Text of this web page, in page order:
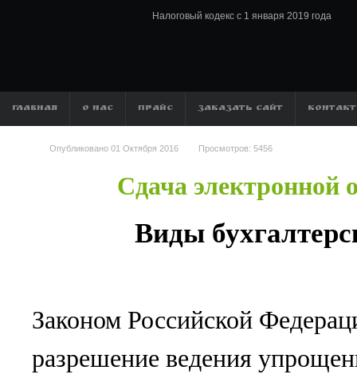
Налоговый кодекс с 1 января 2019 года
ГЛАВНАЯ О НАС ПРАЙС ЗАКАЗАТЬ САЙТ
Опубликовано 01 Октября 2016 Просмотров: 5456
Сдача электронной
Виды
Законом Российской
разрешение ведения